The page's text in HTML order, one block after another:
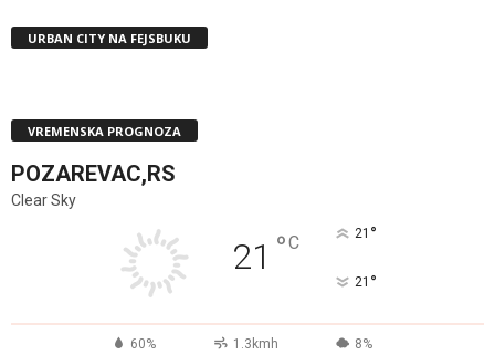
URBAN CITY NA FEJSBUKU
VREMENSKA PROGNOZA
POZAREVAC,RS
Clear Sky
21 °C 21 °
21 °
60% 1.3kmh 8%